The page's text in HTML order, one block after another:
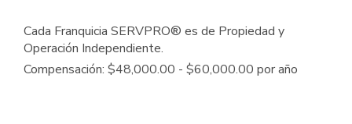
Cada Franquicia SERVPRO® es de Propiedad y
Operación Independiente.
Compensación: $48,000.00 - $60,000.00 por año